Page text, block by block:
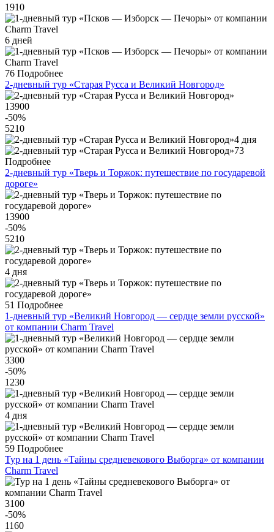
1910
6 дней
76 Подробнее
2-дневный тур «Старая Русса и Великий Новгород»
13900
-50%
5210
4 дня
73
Подробнее
2-дневный тур «Тверь и Торжок: путешествие по государевой
дороге»
13900
-50%
5210
4 дня
51 Подробнее
1-дневный тур «Великий Новгород — сердце земли русской»
от компании Charm Travel
3300
-50%
1230
4 дня
59 Подробнее
Тур на 1 день «Тайны средневекового Выборга» от компании
Charm Travel
3100
-50%
1160